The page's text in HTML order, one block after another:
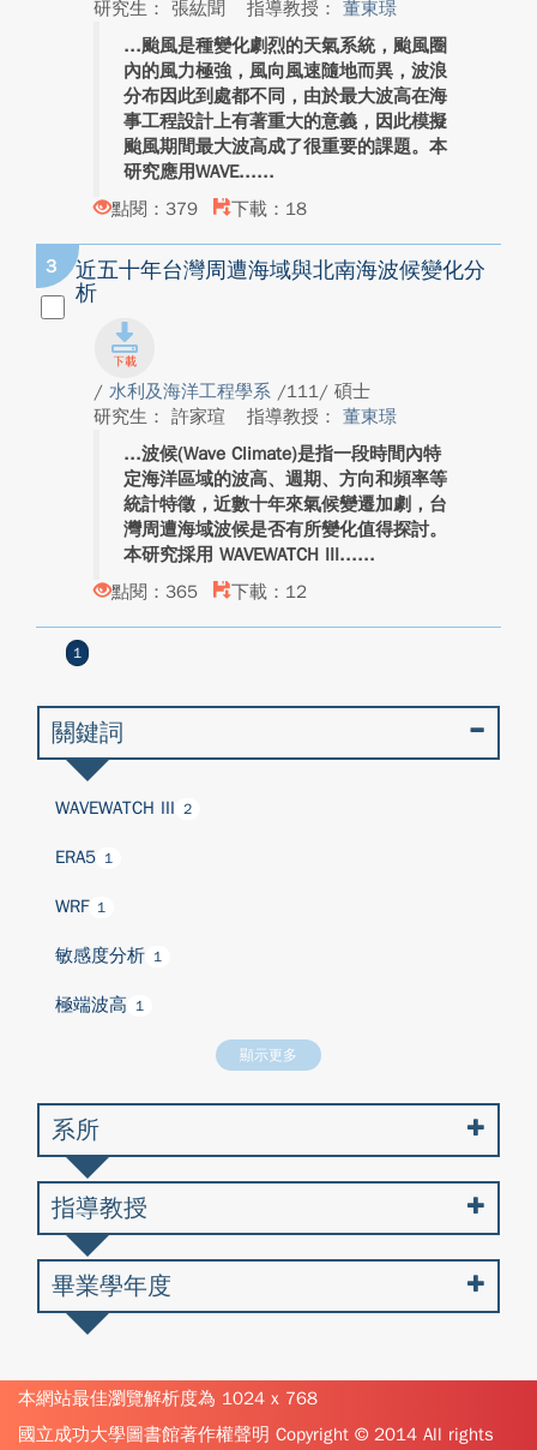
研究生： 張紘聞
指導教授： 董東璟
颱風是種變化劇烈的天氣系統，颱風圈
內的風力極強，風向風速隨地而異，波浪
分布因此到處都不同，由於最大波高在海
事工程設計上有著重大的意義，因此模擬
颱風期間最大波高成了很重要的課題。本
研究應用WAVE...
點閱：379
下載：18
3
近五十年台灣周遭海域與北南海波候變化分
析
/ 水利及海洋工程學系 /111/ 碩士
研究生： 許家瑄
指導教授： 董東璟
波候(Wave Climate)是指一段時間內特
定海洋區域的波高、週期、方向和頻率等
統計特徵，近數十年來氣候變遷加劇，台
灣周遭海域波候是否有所變化值得探討。
本研究採用 WAVEWATCH III...
點閱：365
下載：12
1
關鍵詞
WAVEWATCH III 2
ERA5 1
WRF 1
敏感度分析 1
極端波高 1
顯示更多
系所
指導教授
畢業學年度
本網站最佳瀏覽解析度為 1024 x 768
國立成功大學圖書館著作權聲明 Copyright © 2014 All rights